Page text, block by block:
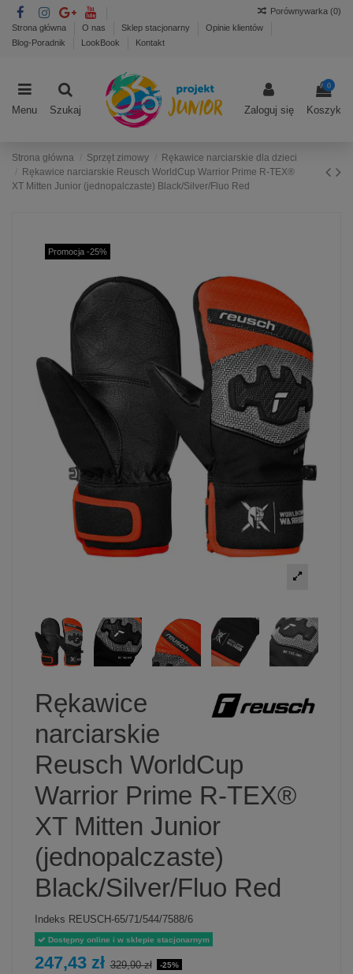
Strona główna O nas Sklep stacjonarny
Opinie klientów
Blog-Poradnik
LookBook Kontakt
Porównywarka (0)
Menu Szukaj Zaloguj się
0
Koszyk
Strona główna Sprzęt zimowy
Rękawice narciarskie dla dzieci
Rękawice narciarskie Reusch WorldCup Warrior Prime R-TEX®
XT Mitten Junior (jednopalczaste) Black/Silver/Fluo Red
Promocja -25%
Rękawice
narciarskie
Reusch WorldCup
Warrior Prime R-TEX®
XT Mitten Junior
(jednopalczaste)
Black/Silver/Fluo Red
Indeks REUSCH-65/71/544/7588/6
Dostępny online i w sklepie stacjonarnym
247,43 zł 329,90 zł -25%